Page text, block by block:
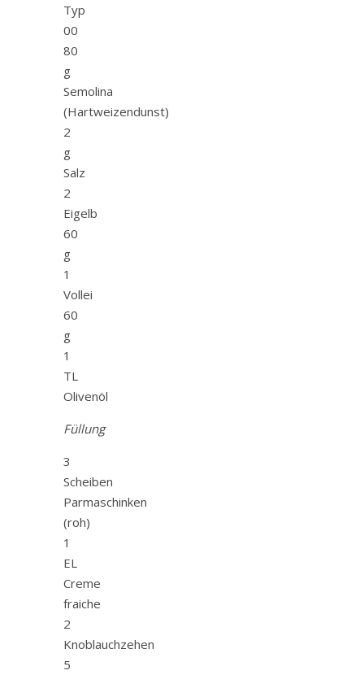
Typ
00
80
g
Semolina
(Hartweizendunst)
2
g
Salz
2
Eigelb
60
g
1
Vollei
60
g
1
TL
Olivenöl
Füllung
3
Scheiben
Parmaschinken
(roh)
1
EL
Creme
fraiche
2
Knoblauchzehen
5